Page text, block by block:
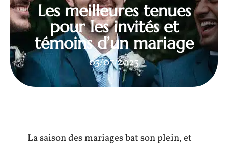
Les meilleures tenues
pour les invités et
témoins d’un mariage
03/07/2023
La saison des mariages bat son plein, et